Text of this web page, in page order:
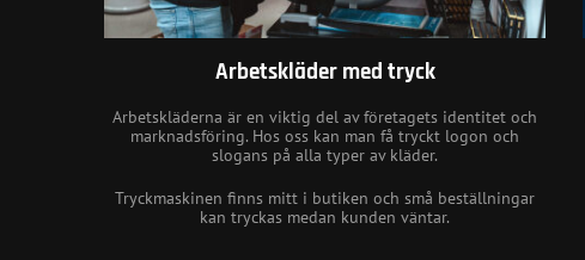
Arbetskläder med tryck
Arbetskläderna är en viktig del av företagets identitet och
marknadsföring. Hos oss kan man få tryckt logon och
slogans på alla typer av kläder.
Tryckmaskinen finns mitt i butiken och små beställningar
kan tryckas medan kunden väntar.